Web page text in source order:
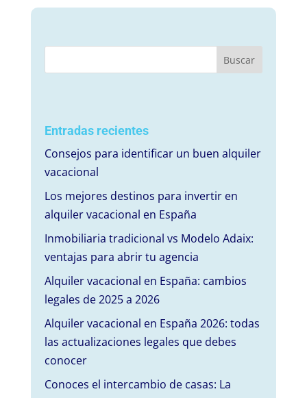
Entradas recientes
Consejos para identificar un buen alquiler
vacacional
Los mejores destinos para invertir en
alquiler vacacional en España
Inmobiliaria tradicional vs Modelo Adaix:
ventajas para abrir tu agencia
Alquiler vacacional en España: cambios
legales de 2025 a 2026
Alquiler vacacional en España 2026: todas
las actualizaciones legales que debes
conocer
Conoces el intercambio de casas: La